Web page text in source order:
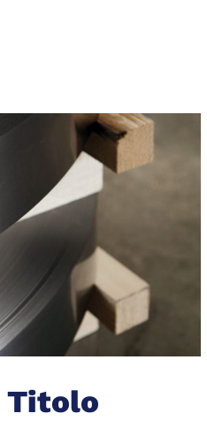
Titolo